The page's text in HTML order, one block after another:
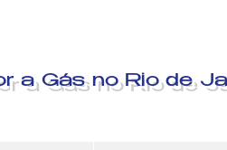
a Gás no Rio de